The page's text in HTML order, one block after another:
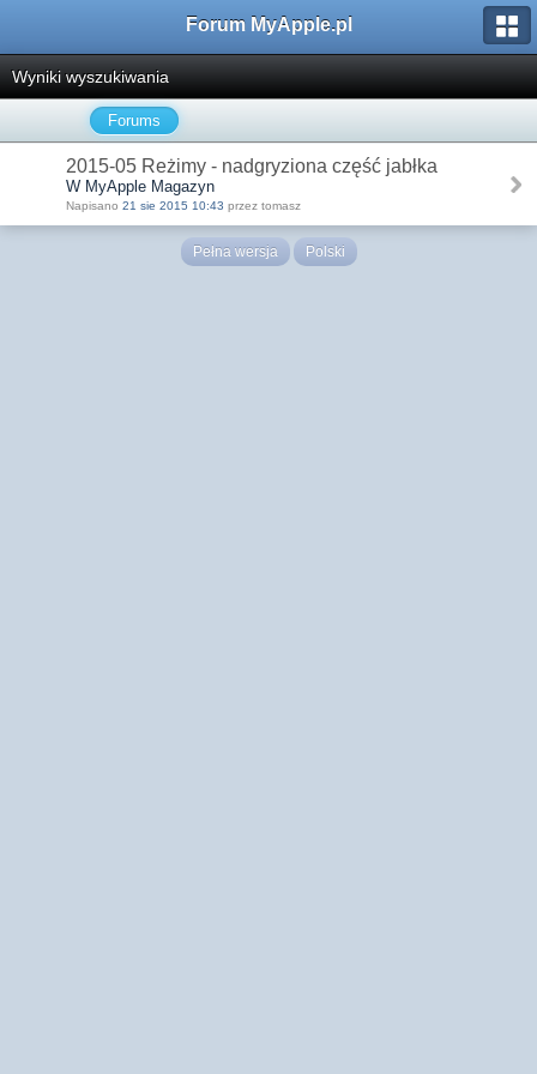
Forum MyApple.pl
Wyniki wyszukiwania
Forums
2015-05 Reżimy - nadgryziona część jabłka
W MyApple Magazyn
Napisano 21 sie 2015 10:43 przez tomasz
Pełna wersja Polski